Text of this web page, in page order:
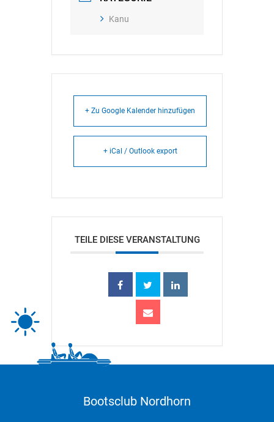
Kanu
+ Zu Google Kalender hinzufügen
+ iCal / Outlook export
TEILE DIESE VERANSTALTUNG
Bootsclub Nordhorn